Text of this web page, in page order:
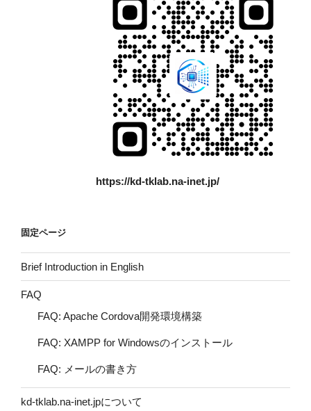
https://kd-tklab.na-inet.jp/
固定ページ
Brief Introduction in English
FAQ
FAQ: Apache Cordova開発環境構築
FAQ: XAMPP for Windowsのインストール
FAQ: メールの書き方
kd-tklab.na-inet.jpについて